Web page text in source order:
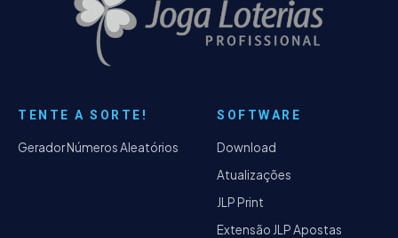
TENTE A SORTE!
Gerador Números Aleatórios
SOFTWARE
Download
Atualizações
JLP Print
Extensão JLP Apostas